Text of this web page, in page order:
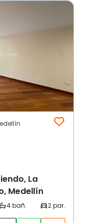
La
Medellín